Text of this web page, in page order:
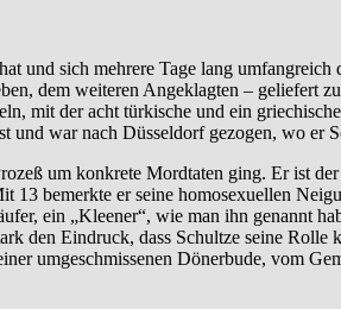
und sich mehrere Tage lang
dem weiteren Angeklagten – geliefert
mit der acht türkische und ein
war nach Düsseldorf gezogen, wo er
um konkrete Mordtaten ging. Er ist
bemerkte er seine homosexuellen
ein „Kleener“, wie man ihn genannt
den Eindruck, dass Schultze seine
umgeschmissenen Dönerbude, vom